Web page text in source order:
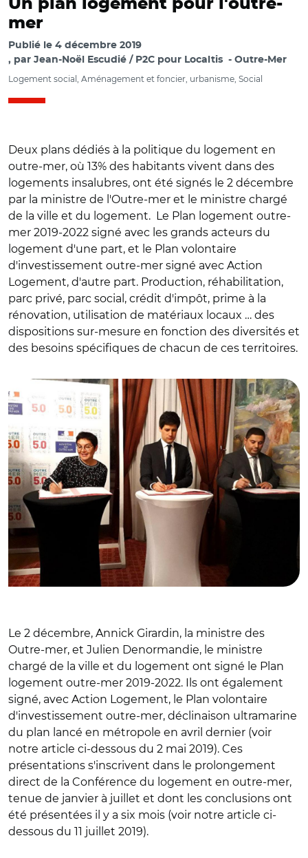
Un plan logement pour l'outre-
mer
Publié le 4 décembre 2019
par Jean-Noël Escudié / P2C pour Localtis Outre-Mer
Logement social, Aménagement et foncier, urbanisme, Social
Deux plans dédiés à la politique du logement en
outre-mer, où 13% des habitants vivent dans des
logements insalubres, ont été signés le 2 décembre
par la ministre de l'Outre-mer et le ministre chargé
de la ville et du logement. Le Plan logement outre-
mer 2019-2022 signé avec les grands acteurs du
logement d'une part, et le Plan volontaire
d'investissement outre-mer signé avec Action
Logement, d'autre part. Production, réhabilitation,
parc privé, parc social, crédit d'impôt, prime à la
rénovation, utilisation de matériaux locaux … des
dispositions sur-mesure en fonction des diversités et
des besoins spécifiques de chacun de ces territoires.
Le 2 décembre, Annick Girardin, la ministre des
Outre-mer, et Julien Denormandie, le ministre
chargé de la ville et du logement ont signé le Plan
logement outre-mer 2019-2022. Ils ont également
signé, avec Action Logement, le Plan volontaire
d'investissement outre-mer, déclinaison ultramarine
du plan lancé en métropole en avril dernier (voir
notre article ci-dessous du 2 mai 2019). Ces
présentations s'inscrivent dans le prolongement
direct de la Conférence du logement en outre-mer,
tenue de janvier à juillet et dont les conclusions ont
été présentées il y a six mois (voir notre article ci-
dessous du 11 juillet 2019).